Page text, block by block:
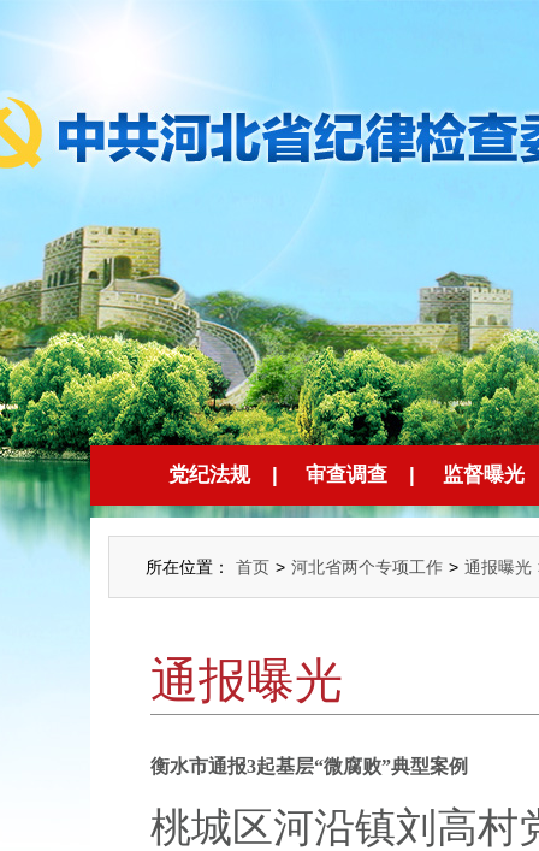
党纪法规 | 审查调查 | 监督曝光
所在位置： 首页 > 河北省两个专项工作 > 通报曝光
通报曝光
衡水市通报3起基层“微腐败”典型案例
桃城区河沿镇刘高村